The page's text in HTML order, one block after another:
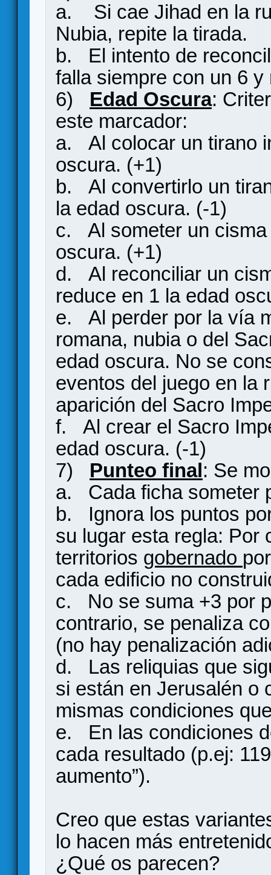
a. Si cae Jihad en la
Nubia, repite la tirada.
b. El intento de
falla siempre con un 6 y
6) Edad Oscura:
este marcador:
a. Al colocar un tirano
oscura. (+1)
b. Al convertirlo un
la edad oscura. (-1)
c. Al someter un cisma
oscura. (+1)
d. Al reconciliar un
reduce en 1 la edad
e. Al perder por la vía
romana, nubia o del
edad oscura. No se
eventos del juego en la
aparición del Sacro
f. Al crear el Sacro
edad oscura. (-1)
7) Punteo final: Se
a. Cada ficha someter
b. Ignora los puntos
su lugar esta regla: Por
territorios gobernado
cada edificio no
c. No se suma +3 por
contrario, se penaliza
(no hay penalización
d. Las reliquias que
si están en Jerusalén o
mismas condiciones
e. En las condiciones
cada resultado (p.ej:
aumento”).
Creo que estas
lo hacen más
¿Qué os parecen?